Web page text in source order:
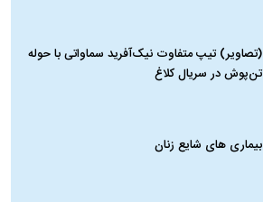
(تصاویر) تیپ متفاوت نیک‌آفرید سماواتی با حوله
تن‌پوش در سریال کلاغ
بیماری‌ های شایع زنان